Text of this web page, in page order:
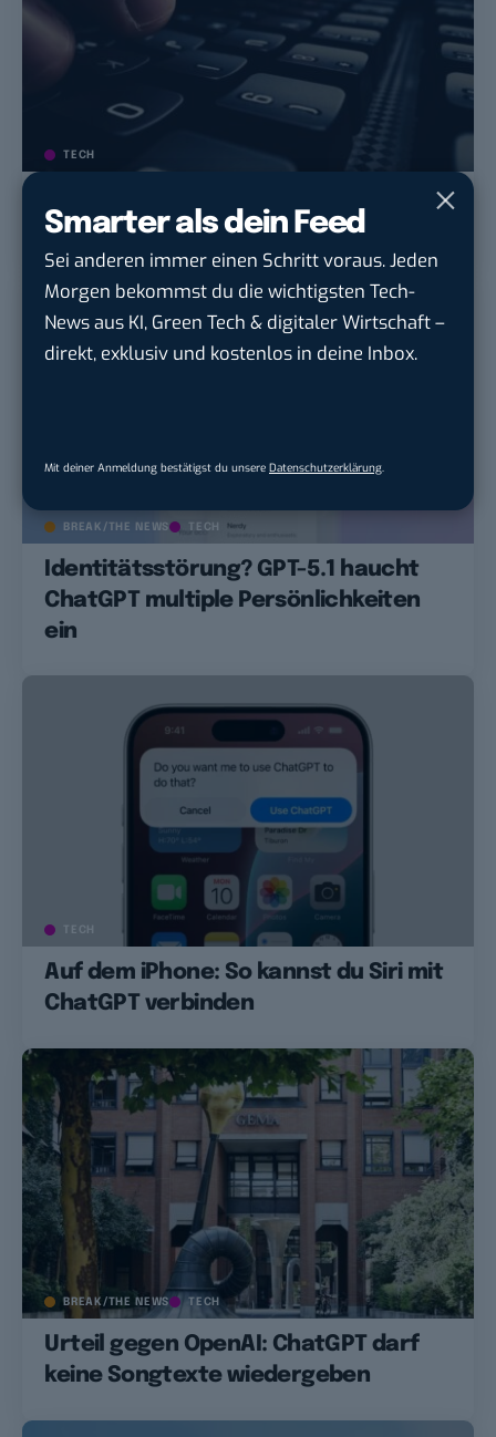
Smarter als dein Feed
Sei anderen immer einen Schritt voraus. Jeden
Morgen bekommst du die wichtigsten Tech-
News aus KI, Green Tech & digitaler Wirtschaft –
direkt, exklusiv und kostenlos in deine Inbox.
Mit deiner Anmeldung bestätigst du unsere Datenschutzerklärung
TECH
für ChatGPT
BREAK/THE NEWS TECH
Identitätsstörung? GPT-5.1 haucht
ChatGPT multiple Persönlichkeiten
ein
TECH
Auf dem iPhone: So kannst du Siri mit
ChatGPT verbinden
BREAK/THE NEWS TECH
Urteil gegen OpenAI: ChatGPT darf
keine Songtexte wiedergeben